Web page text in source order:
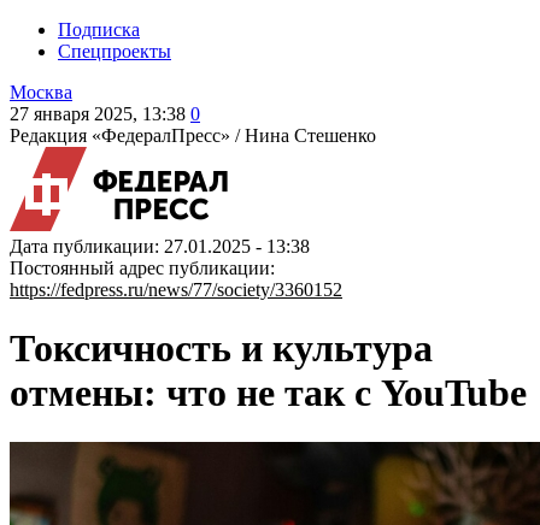
Подписка
Спецпроекты
Москва
27 января 2025, 13:38 0
Редакция «ФедералПресс» /Нина Стешенко
Дата публикации: 27.01.2025 - 13:38
Постоянный адрес публикации:
https://fedpress.ru/news/77/society/3360152
Токсичность и культура
отмены: что не так с YouTube